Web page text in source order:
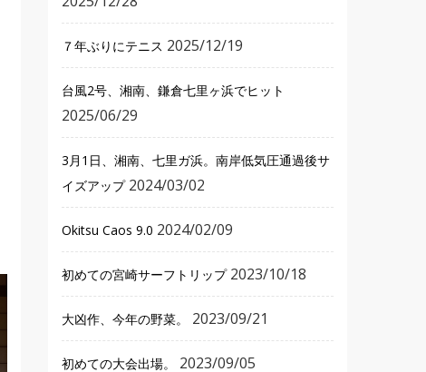
７年ぶりにテニス 2025/12/19
台風2号、湘南、鎌倉七里ヶ浜でヒット
2025/06/29
3月1日、湘南、七里ガ浜。南岸低気圧通過後サ
イズアップ 2024/03/02
Okitsu Caos 9.0 2024/02/09
初めての宮崎サーフトリップ 2023/10/18
大凶作、今年の野菜。 2023/09/21
初めての大会出場。 2023/09/05